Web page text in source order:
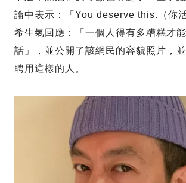
論中表示：「You deserve this.（你
希生氣回應：「一個人得有多糟糕才
話」，並公開了該網民的容貌照片，
聘用這樣的人。